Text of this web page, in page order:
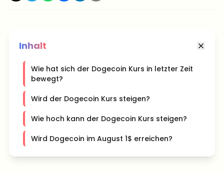
Inhalt
Wie hat sich der Dogecoin Kurs in letzter Zeit
bewegt?
Wird der Dogecoin Kurs steigen?
Wie hoch kann der Dogecoin Kurs steigen?
Wird Dogecoin im August 1$ erreichen?